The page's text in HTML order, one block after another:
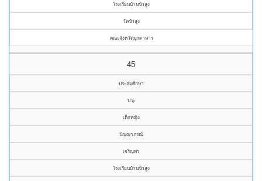
โรงเรียนบ้านขัวสูง
วัดขัวสูง
คณะจังหวัดมุกดาหาร
45
ประถมศึกษา
ป.๖
เด็กหญิง
ปัญญาภรณ์
เจริญพร
โรงเรียนบ้านขัวสูง